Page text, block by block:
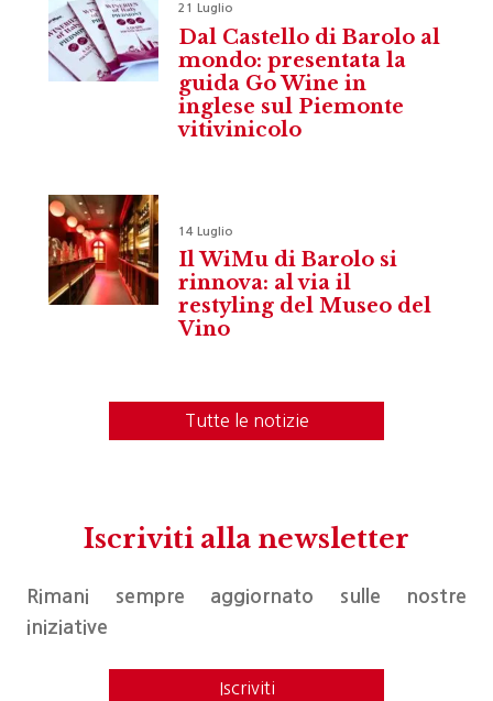
21 Luglio
Dal Castello di Barolo al
mondo: presentata la
guida Go Wine in
inglese sul Piemonte
vitivinicolo
14 Luglio
Il WiMu di Barolo si
rinnova: al via il
restyling del Museo del
Vino
Tutte le notizie
Iscriviti alla newsletter
Rimani sempre aggiornato sulle nostre
iniziative
Iscriviti